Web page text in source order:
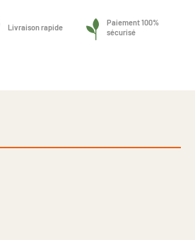
Livraison rapide
Paiement 100%
sécurisé